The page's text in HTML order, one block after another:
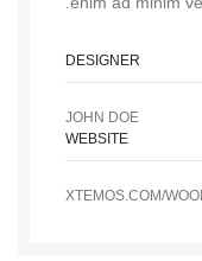
DESIGNER
JOHN DOE
WEBSITE
XTEMOS.COM/